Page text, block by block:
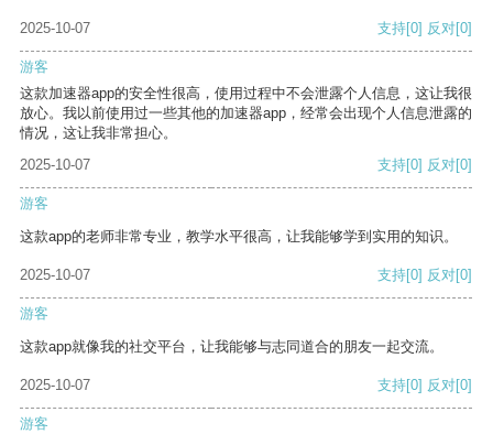
2025-10-07 支持[0] 反对[0]
游客
这款加速器app的安全性很高，使用过程中不会泄露个人信息，这让我很
放心。我以前使用过一些其他的加速器app，经常会出现个人信息泄露的
情况，这让我非常担心。
2025-10-07
支持[0] 反对[0]
游客
这款app的老师非常专业，教学水平很高，让我能够学到实用的知识。
2025-10-07 支持[0] 反对[0]
游客
这款app就像我的社交平台，让我能够与志同道合的朋友一起交流。
2025-10-07 支持[0] 反对[0]
游客